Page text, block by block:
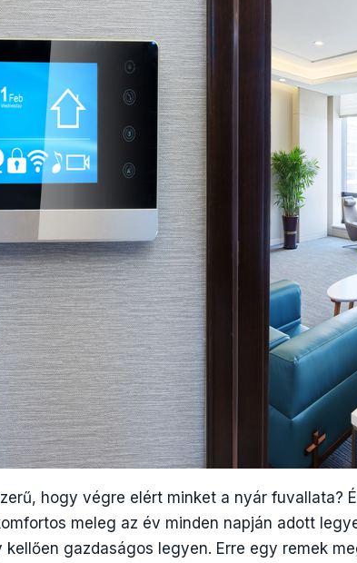
hogy végre elért minket a nyár fuvallata?
meleg az év minden napján adott
gazdaságos legyen. Erre egy remek